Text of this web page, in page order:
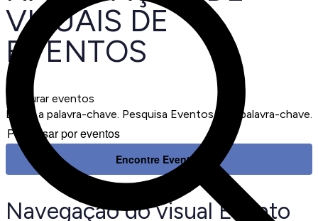
VISUAIS DE
EVENTOS
Procurar eventos
Digite a palavra-chave. Pesquisa Eventos pela palavra-chave.
Encontre Eventos
Navegação do visual Evento